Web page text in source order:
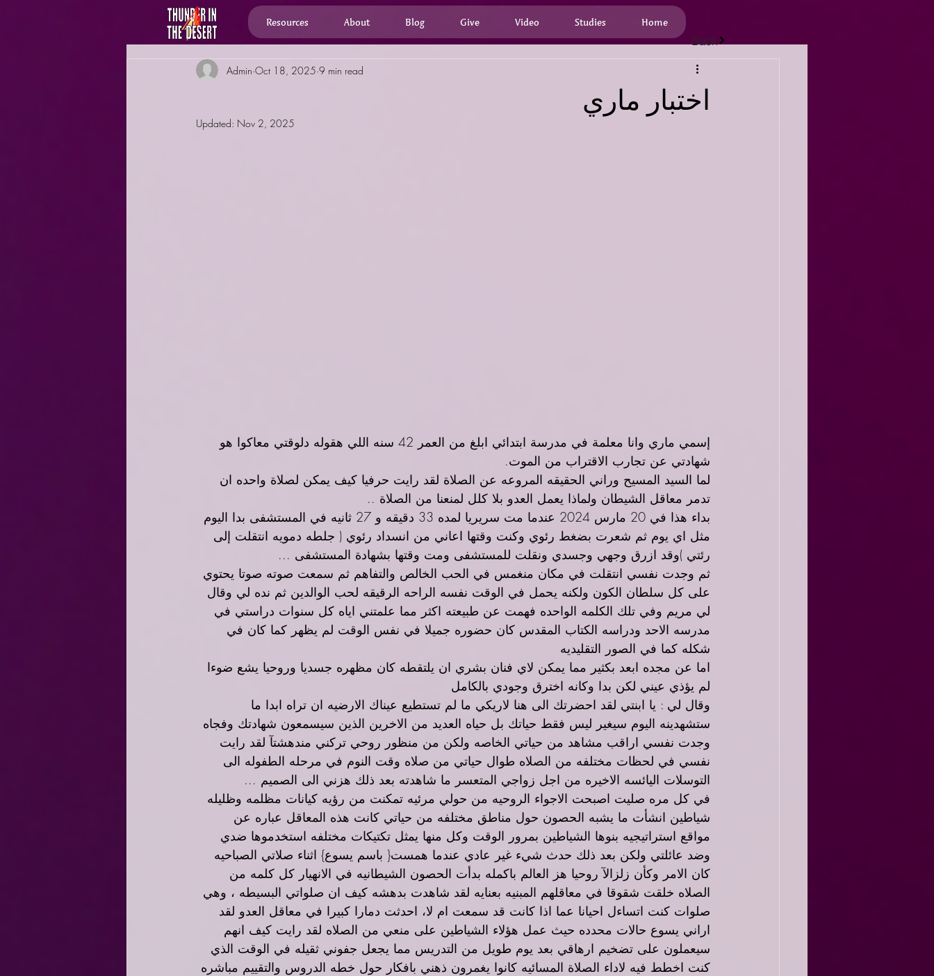
اختبار ماري
Admin Oct 18, 2025 9 min read
Updated: Nov 2, 2025
إسمي ماري وانا معلمة في مدرسة ابتدائي ابلغ من العمر 42 سنه اللي هقوله دلوقتي معاكوا هو
شهادتي عن تجارب الاقتراب من الموت.
لما السيد المسيح وراني الحقيقه المروعه عن الصلاة لقد رايت حرفيا كيف يمكن لصلاة واحده ان
تدمر معاقل الشيطان ولماذا يعمل العدو بلا كلل لمنعنا من الصلاة ..
بداء هذا في 20 مارس 2024 عندما مت سريريا لمده 33 دقيقه و 27 ثانيه في المستشفى بدا اليوم
مثل اي يوم ثم شعرت بضغط رئوي وكنت وقتها اعاني من انسداد رئوي ( جلطه دمويه انتقلت إلى
رئتي )وقد ازرق وجهي وجسدي ونقلت للمستشفى ومت وقتها بشهادة المستشفى ...
ثم وجدت نفسي انتقلت في مكان منغمس في الحب الخالص والتفاهم ثم سمعت صوته صوتا يحتوي
على كل سلطان الكون ولكنه يحمل في الوقت نفسه الراحه الرقيقه لحب الوالدين ثم نده لي وقال
لي مريم وفي تلك الكلمه الواحده فهمت عن طبيعته اكثر مما علمتني اياه كل سنوات دراستي في
مدرسه الاحد ودراسه الكتاب المقدس كان حضوره جميلا في نفس الوقت لم يظهر كما كان في
شكله كما في الصور التقليديه
اما عن مجده ابعد بكثير مما يمكن لاي فنان بشري ان يلتقطه كان مظهره جسديا وروحيا يشع ضوءا
لم يؤذي عيني لكن بدا وكانه اخترق وجودي بالكامل
وقال لي : يا ابنتي لقد احضرتك الى هنا لاريكي ما لم تستطيع عيناك الارضيه ان تراه ابدا ما
ستشهدينه اليوم سيغير ليس فقط حياتك بل حياه العديد من الاخرين الذين سيسمعون شهادتك وفجاه
وجدت نفسي اراقب مشاهد من حياتي الخاصه ولكن من منظور روحي تركني مندهشتآ لقد رايت
نفسي في لحظات مختلفه من الصلاه طوال حياتي من صلاه وقت النوم في مرحله الطفوله الى
التوسلات اليائسه الاخيره من اجل زواجي المتعسر ما شاهدته بعد ذلك هزني الى الصميم ...
في كل مره صليت اصبحت الاجواء الروحيه من حولي مرئيه تمكنت من رؤيه كيانات مظلمه وظليله
شياطين انشأت ما يشبه الحصون حول مناطق مختلفه من حياتي كانت هذه المعاقل عباره عن
مواقع استراتيجيه بنوها الشياطين بمرور الوقت وكل منها يمثل تكتيكات مختلفه استخدموها ضدي
وضد عائلتي ولكن بعد ذلك حدث شيء غير عادي عندما همست{ باسم يسوع} اثناء صلاتي الصباحيه
كان الامر وكأن زلزالآ روحيا هز العالم باكمله بدأت الحصون الشيطانيه في الانهيار كل كلمه من
الصلاه خلقت شقوقا في معاقلهم المبنيه بعنايه لقد شاهدت بدهشه كيف ان صلواتي البسيطه ، وهي
صلوات كنت اتساءل احيانا عما اذا كانت قد سمعت ام لا، احدثت دمارا كبيرا في معاقل العدو لقد
اراني يسوع حالات محدده حيث عمل هؤلاء الشياطين على منعي من الصلاه لقد رايت كيف انهم
سيعملون على تضخيم ارهاقي بعد يوم طويل من التدريس مما يجعل جفوني ثقيله في الوقت الذي
كنت اخطط فيه لاداء الصلاة المسائيه كانوا يغمرون ذهني بافكار حول خطه الدروس والتقييم مباشره
Back
Home
Studies
Video
Give
Blog
About
Resources